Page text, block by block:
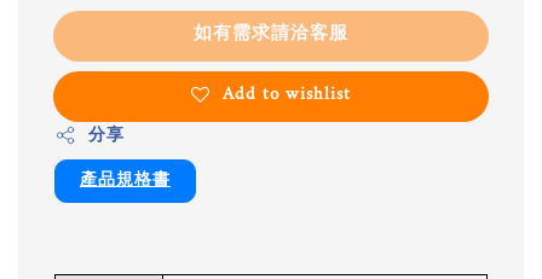
如有需求請洽客服
Add to wishlist
分享
產品規格書